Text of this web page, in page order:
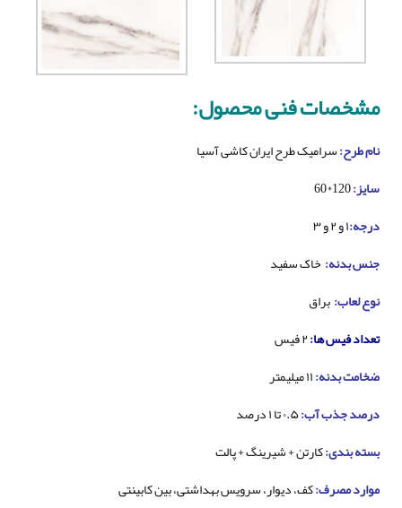
مشخصات فنی محصول:
نام طرح:سرامیک طرح ایران کاشی آسیا
سایز:
درجه:۱ و ۲ و ۳
جنس بدنه: خاک سفید
نوع لعاب:براق
تعداد فیس ها:
ضخامت بدنه:
درصد جذب آب:
بسته بندی:کارتن + شیرینگ + پالت
موارد مصرف:کف، دیوار، سرویس بهداشتی، بین کابینتی